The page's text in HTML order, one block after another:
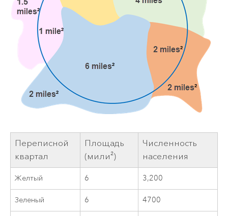
Переписной
квартал
Площадь
(мили²)
Численность
населения
Желтый 6 3,200
Зеленый 6 4700